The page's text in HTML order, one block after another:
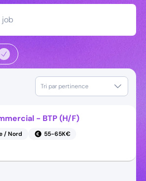
job
Tri par pertinence
- BTP (H/F)
/ Nord
55-65K€